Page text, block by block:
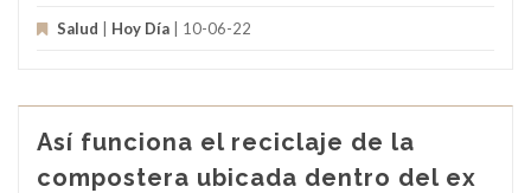
Salud Hoy Día | 10-06-22
Así funciona el reciclaje de la
compostera ubicada dentro del ex